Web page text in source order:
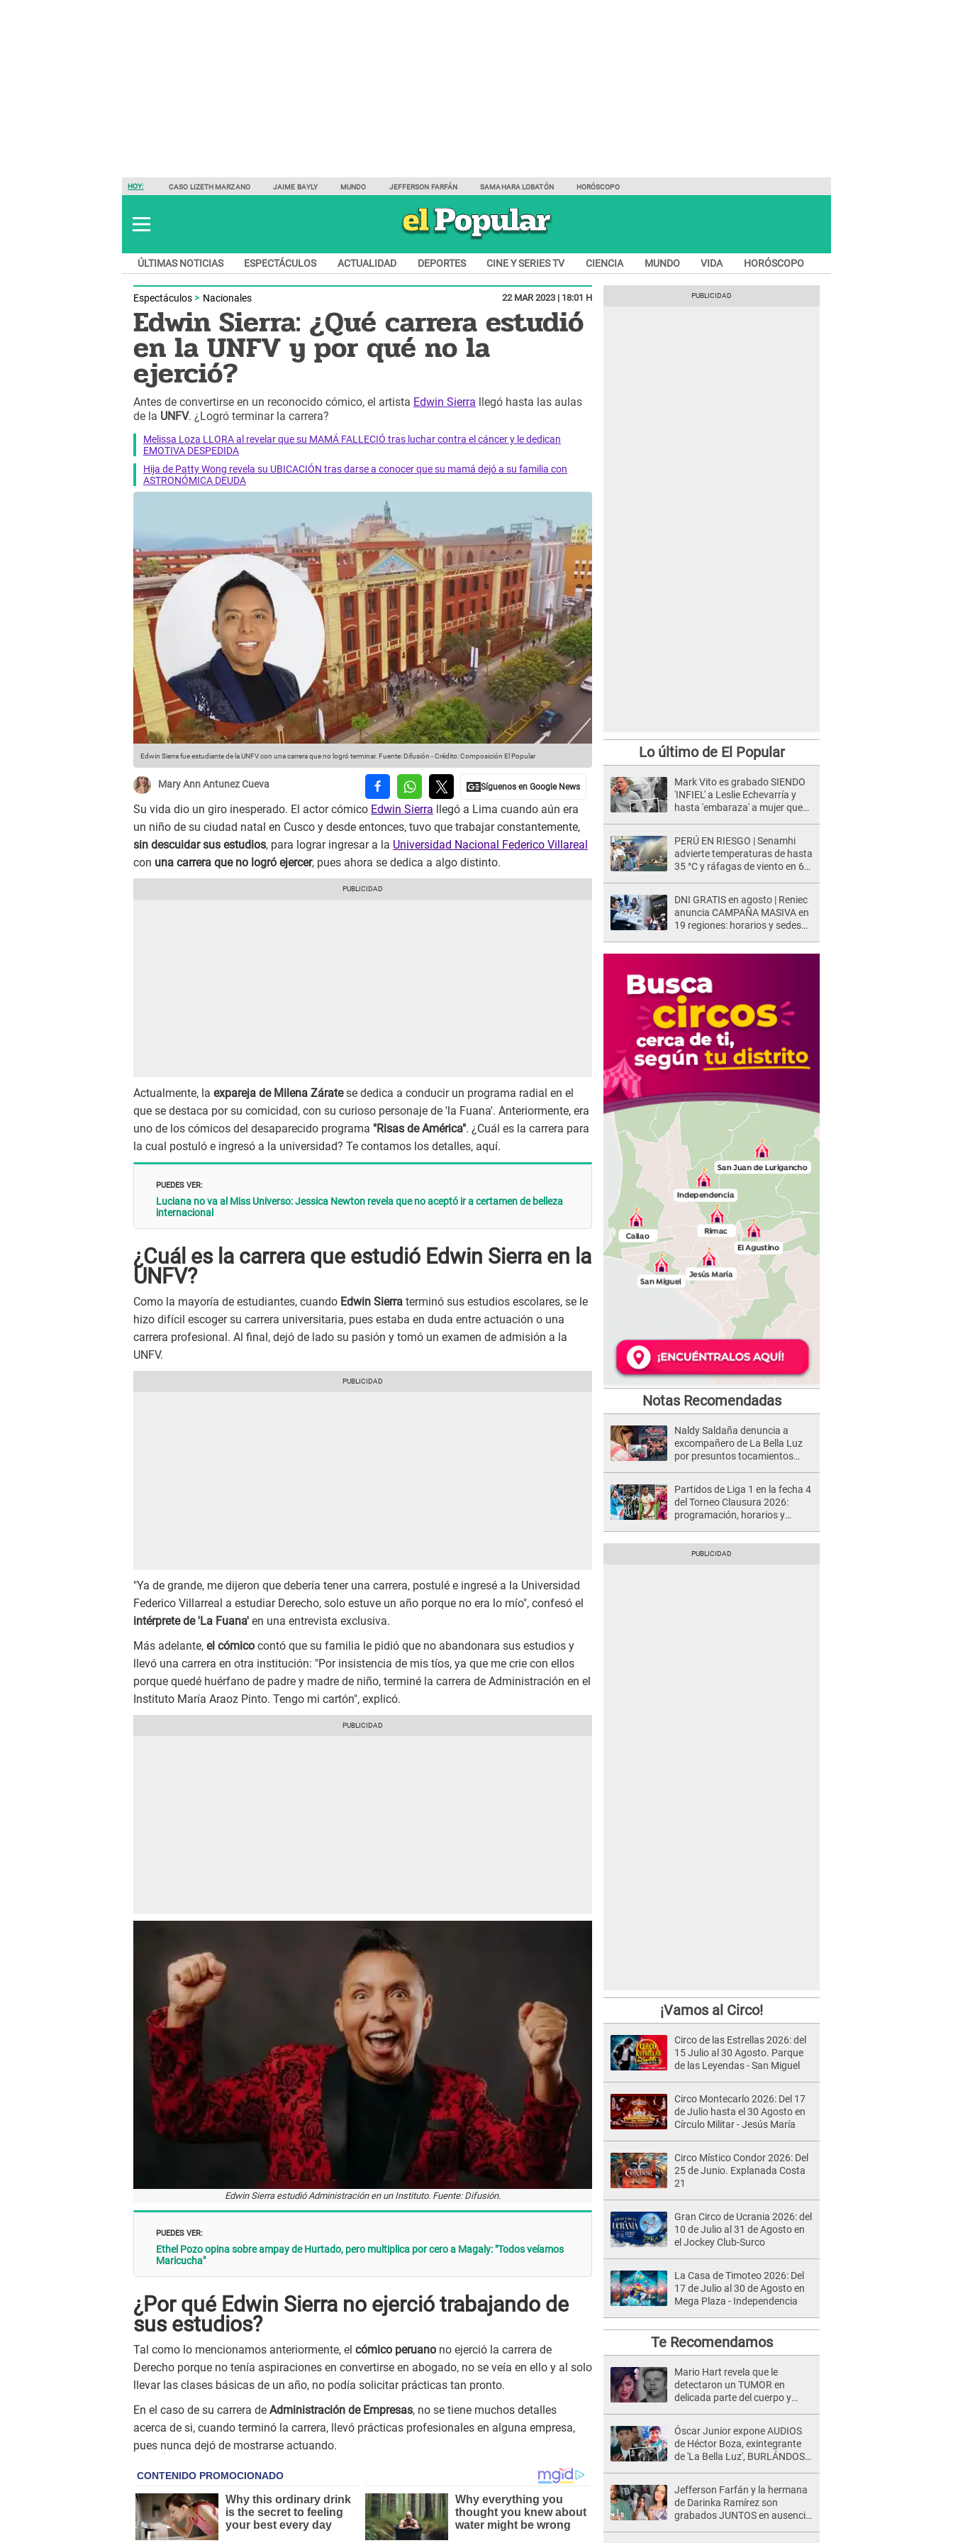
HOY: CASO LIZETH MARZANO JAIME BAYLY MUNDO JEFFERSON FARFÁN SAMAHARA LOBATÓN HORÓSCOPO
ÚLTIMAS NOTICIAS ESPECTÁCULOS ACTUALIDAD DEPORTES CINE Y SERIES TV CIENCIA MUNDO VIDA HORÓSCOPO
Espectáculos Nacionales 22 MAR 2023 | 18:01 H
Edwin Sierra: ¿Qué carrera estudió
en la UNFV y por qué no la
ejerció?
Antes de convertirse en un reconocido cómico, el artista Edwin Sierra llegó hasta las aulas
de la UNFV. ¿Logró terminar la carrera?
Melissa Loza LLORA al revelar que su MAMÁ FALLECIÓ tras luchar contra el cáncer y le dedican
EMOTIVA DESPEDIDA
Hija de Patty Wong revela su UBICACIÓN tras darse a conocer que su mamá dejó a su familia con
ASTRONÓMICA DEUDA
Edwin Sierra fue estudiante de la UNFV con una carrera que no logró terminar. Fuente: Difusión -Crédito: Composición El Popular
Mary Ann Antunez Cueva
Su vida dio un giro inesperado. El actor cómico Edwin Sierra llegó a Lima cuando aún era
un niño de su ciudad natal en Cusco y desde entonces, tuvo que trabajar constantemente,
sin descuidar sus estudios, para lograr ingresar a la Universidad Nacional Federico Villareal
con una carrera que no logró ejercer, pues ahora se dedica a algo distinto.
Actualmente, la expareja de Milena Záratese dedica a conducir un programa radial en el
que se destaca por su comicidad, con su curioso personaje de 'la Fuana'. Anteriormente, era
uno de los cómicos del desaparecido programa "Risas de América". ¿Cuál es la carrera para
la cual postuló e ingresó a la universidad? Te contamos los detalles, aquí.
PUEDES VER:
Luciana no va al Miss Universo: Jessica Newton revela que no aceptó ir a certamen de belleza
internacional
¿Cuál es la carrera que estudió Edwin Sierra en la
UNFV?
Como la mayoría de estudiantes, cuando Edwin Sierra terminó sus estudios escolares, se le
hizo difícil escoger su carrera universitaria, pues estaba en duda entre actuación o una
carrera profesional. Al final, dejó de lado su pasión y tomó un examen de admisión a la
UNFV.
"Ya de grande, me dijeron que debería tener una carrera, postulé e ingresé a la Universidad
Federico Villarreal a estudiar Derecho, solo estuve un año porque no era lo mío", confesó el
intérprete de 'La Fuana' en una entrevista exclusiva.
Más adelante, el cómico contó que su familia le pidió que no abandonara sus estudios y
llevó una carrera en otra institución: "Por insistencia de mis tíos, ya que me crie con ellos
porque quedé huérfano de padre y madre de niño, terminé la carrera de Administración en el
Instituto María Araoz Pinto. Tengo mi cartón", explicó.
Edwin Sierra estudió Administración en un Instituto. Fuente: Difusión.
PUEDES VER:
Ethel Pozo opina sobre ampay de Hurtado, pero multiplica por cero a Magaly: "Todos veíamos
Maricucha"
¿Por qué Edwin Sierra no ejerció trabajando de
sus estudios?
Tal como lo mencionamos anteriormente, el cómico peruano no ejerció la carrera de
Derecho porque no tenía aspiraciones en convertirse en abogado, no se veía en ello y al solo
llevar las clases básicas de un año, no podía solicitar prácticas tan pronto.
En el caso de su carrera de Administración de Empresas, no se tiene muchos detalles
acerca de si, cuando terminó la carrera, llevó prácticas profesionales en alguna empresa,
pues nunca dejó de mostrarse actuando.
Lo último de El Popular
Mark Vito es grabado SIENDO
'INFIEL' a Leslie Echevarría y
hasta 'embaraza' a mujer que
desgraciado! "
PERÚ EN RIESGO | Senamhi
advierte temperaturas de hasta
35 °C y ráfagas de viento en 6
DNI GRATIS en agosto | Reniec
anuncia CAMPAÑA MASIVA en
19 regiones: horarios y sedes
Notas Recomendadas
Naldy Saldaña denuncia a
excompañero de La Bella Luz
por presuntos tocamientos
Partidos de Liga 1 en la fecha 4
del Torneo Clausura 2026:
programación, horarios y
¡Vamos al Circo!
Circo de las Estrellas 2026: del
15 Julio al 30 Agosto. Parque
de las Leyendas - San Miguel
Circo Montecarlo 2026: Del 17
de Julio hasta el 30 Agosto en
Círculo Militar - Jesús María
Circo Místico Condor 2026: Del
25 de Junio. Explanada Costa
21
Gran Circo de Ucrania 2026: del
10 de Julio al 31 de Agosto en
el Jockey Club-Surco
La Casa de Timoteo 2026: Del
17 de Julio al 30 de Agosto en
Mega Plaza - Independencia
Te Recomendamos
Mario Hart revela que le
detectaron un TUMOR en
delicada parte del cuerpo y
muy fuertes..."
Óscar Junior expone AUDIOS
de Héctor Boza, exintegrante
de 'La Bella Luz', BURLÁNDOSE
Jefferson Farfán y la hermana
de Darinka Ramírez son
grabados JUNTOS en ausencia